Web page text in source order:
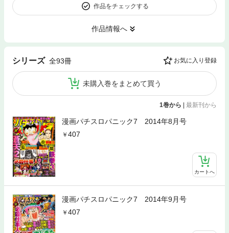
作品をチェックする
作品情報へ
シリーズ 全93冊 お気に入り登録
未購入巻をまとめて買う
1巻から | 最新刊から
漫画パチスロパニック7 2014年8月号
407
カートへ
漫画パチスロパニック7 2014年9月号
407